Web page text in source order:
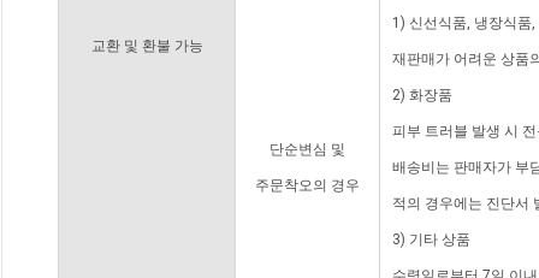
교환 및 환불 가능
단순변심 및
주문착오의 경우
1) 신선식품, 냉장식품
재판매가 어려운 상품
2) 화장품
피부 트러블 발생 시
배송비는 판매자가 부
적의 경우에는 진단서
3) 기타 상품